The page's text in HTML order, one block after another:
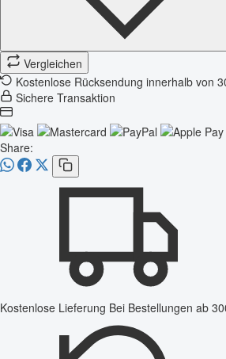
Vergleichen
Kostenlose Rücksendung innerhalb von
Sichere Transaktion
Share:
Kostenlose Lieferung Bei Bestellungen ab